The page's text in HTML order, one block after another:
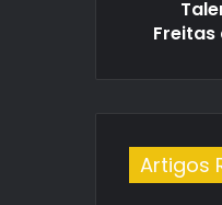
Branco!
Freitas
Artigos